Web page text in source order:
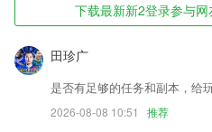
最新新2登录软件特色
1,海量专业素材:软件提供海量专业素
2,全新教育方式,老师家长的教学好帮手;
3,叮叮约车在全国范围的私家车、驾
您在哪里，是短途拼车上下班，还是
下载最新新2登录参与
田珍广
是否有足够的任务和副本，给
2026-08-08 10:51 推荐